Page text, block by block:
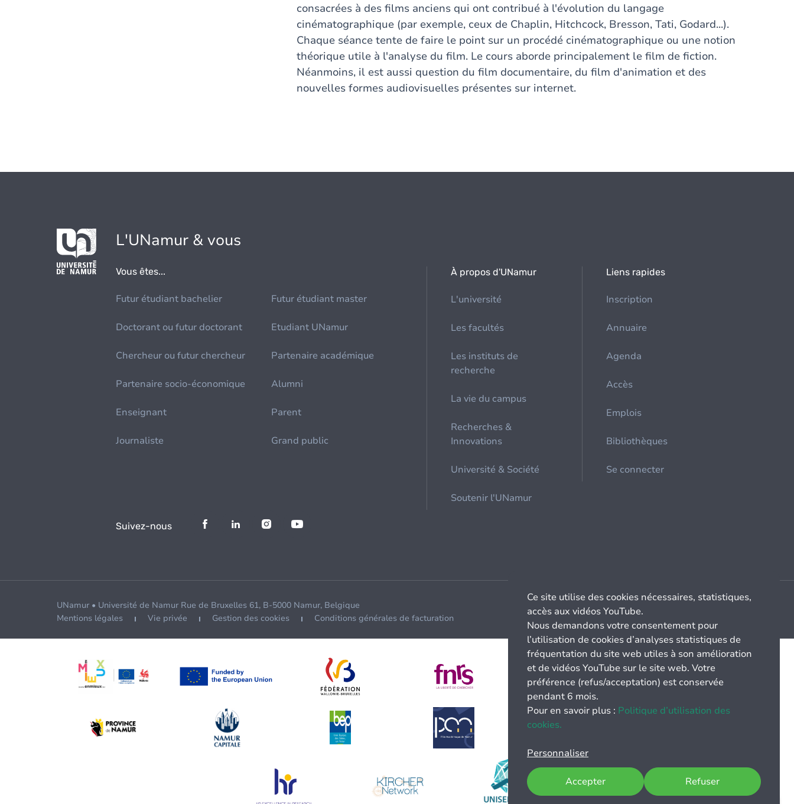
consacrées à des films anciens qui ont contribué à l'évolution du langage
cinématographique (par exemple, ceux de Chaplin, Hitchcock, Bresson, Tati, Godard...).
Chaque séance tente de faire le point sur un procédé cinématographique ou une notion
théorique utile à l'analyse du film. Le cours aborde principalement le film de fiction.
Néanmoins, il est aussi question du film documentaire, du film d'animation et des
nouvelles formes audiovisuelles présentes sur internet.
L'UNamur & vous
Vous êtes...
Futur étudiant bachelier Futur étudiant master
Doctorant ou futur doctorant Etudiant UNamur
Chercheur ou futur chercheur Partenaire académique
Partenaire socio-économique Alumni
Enseignant Parent
Journaliste Grand public
À propos d'UNamur
L'université
Les facultés
Les instituts de
recherche
La vie du campus
Recherches &
Innovations
Université & Société
Soutenir l'UNamur
Liens rapides
Inscription
Annuaire
Agenda
Accès
Emplois
Bibliothèques
Se connecter
Suivez-nous
UNamur • Université de Namur Rue de Bruxelles 61, B-5000 Namur, Belgique
Mentions légales
Vie privée Gestion des cookies Conditions générales de facturation
Ce site utilise des cookies nécessaires, statistiques,
accès aux vidéos YouTube.
Nous demandons votre consentement pour
l’utilisation de cookies d’analyses statistiques de
fréquentation du site web utiles à son amélioration
et de vidéos YouTube sur le site web. Votre
préférence (refus/acceptation) est conservée
pendant 6 mois.
Pour en savoir plus : Politique d’utilisation des
cookies.
Personnaliser
Refuser
Accepter